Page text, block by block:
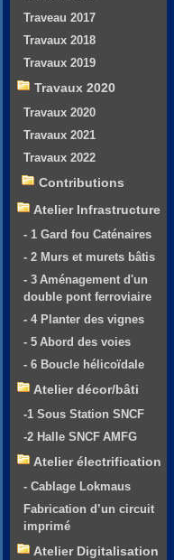
Traveau 2017
Travaux 2018
Travaux 2019
Travaux 2020
Travaux 2020
Travaux 2021
Travaux 2022
Contributions
Atelier Infrastructure
- 1 Gard fou Caténaires
- 2 Murs et murets bâtis
- 3 Aménagement d'un
double pont ferroviaire
- 4 Planter des vignes
- 5 Abord des voies
- 6 Boucle hélicoïdale
Atelier décor/bâti
-1 Sous Station SNCF
-2 Halle SNCF AMFG
Atelier électrification
- Cablage Lokmaus
Fabrication d’un circuit
imprimé
Atelier Digitalisation